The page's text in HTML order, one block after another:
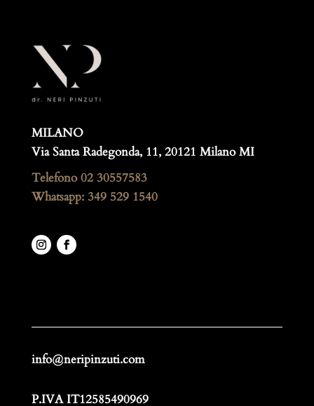
MILANO
Via Santa Radegonda, 11, 20121 Milano MI
Telefono02 30557583
Whatsapp: 349 529 1540
info@neripinzuti.com
P.IVA IT12585490969